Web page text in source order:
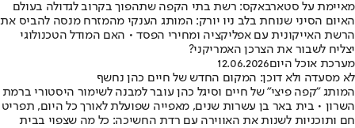
מאיימת על סטארבאקס: רשת בתי הקפה שתהפוך בקרוב לגדולה בעולם
האיום הסיני שנוחת בלב ניו יורק: המותג הענקי מהמזרח מנסה להביס את
הרשת האייקונית עם אפליקציה ומחירי הפסד • האם המודל הטכנולוגי
יצליח לשבור את הצרכן האמריקני?
מערכת אוכל היום12.06.2026
לא מסעדה ולא דוכן: המקום החדש של חיים כהן נחשף
המותג "קפה פיצי" של חיים וסיגל כהן עובר למבנה לשימור היסטורי ברמת
השרון • בית באר בן עשרות שנים, מאפייה שפועלת לאורך כל היום, תפריט
חם ותוכניות לשנות את האווירה עם רדת החשיכה: כל מה שצפוי בבית